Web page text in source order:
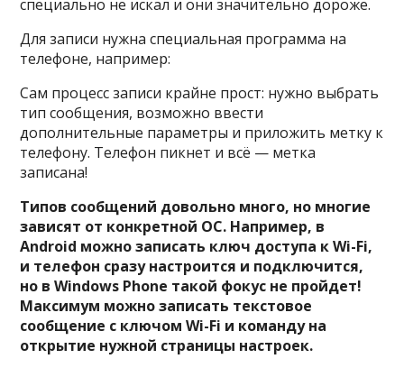
специально не искал и они значительно дороже.
Для записи нужна специальная программа на
телефоне, например:
Сам процесс записи крайне прост: нужно выбрать
тип сообщения, возможно ввести
дополнительные параметры и приложить метку к
телефону. Телефон пикнет и всё — метка
записана!
Типов сообщений довольно много, но многие
зависят от конкретной ОС. Например, в
Android можно записать ключ доступа к Wi-Fi,
и телефон сразу настроится и подключится,
но в Windows Phone такой фокус не пройдет!
Максимум можно записать текстовое
сообщение с ключом Wi-Fi и команду на
открытие нужной страницы настроек.